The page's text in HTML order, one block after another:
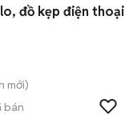
đồ kẹp điện thoại
mới)
bán